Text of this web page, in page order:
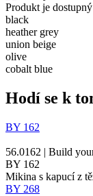
Produkt je
black
heather grey
union beige
olive
cobalt blue
Hodí se k
BY 162
56.0162 | Build
BY 162
Mikina s kapucí z
BY 268